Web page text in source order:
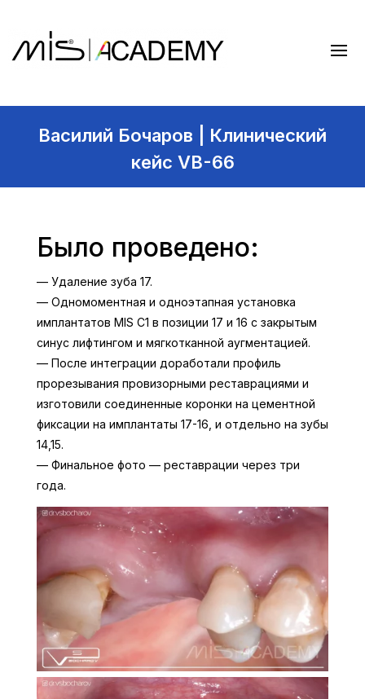
Василий Бочаров | Клинический
кейс VB-66
Было проведено:
— Удаление зуба 17.
— Одномоментная и одноэтапная установка
имплантатов MIS С1 в позиции 17 и 16 с закрытым
синус лифтингом и мягкотканной аугментацией.
— После интеграции доработали профиль
прорезывания провизорными реставрациями и
изготовили соединенные коронки на цементной
фиксации на имплантаты 17-16, и отдельно на зубы
14,15.
— Финальное фото — реставрации через три
года.